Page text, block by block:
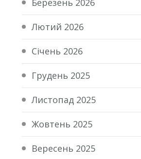
Лютий 2026
Січень 2026
Грудень 2025
Листопад 2025
Жовтень 2025
Вересень 2025